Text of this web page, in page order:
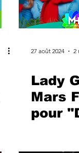
27 août 2024 2
Lady
Mars
pour